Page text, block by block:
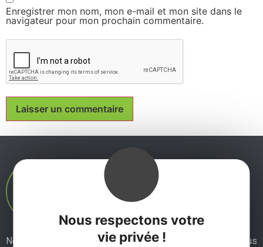
Nous respectons votre
vie privée !
Enregistrer mon nom, mon e-mail et mon site dans le
navigateur pour mon prochain commentaire.
Ne manquez pas notre newsletter mensuelle et laissez-vous